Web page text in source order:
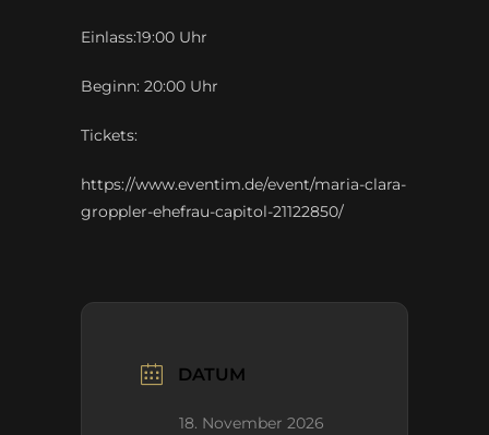
Einlass:19:00 Uhr
Beginn: 20:00 Uhr
Tickets:
https://www.eventim.de/event/maria-clara-
groppler-ehefrau-capitol-21122850/
DATUM
18. November 2026